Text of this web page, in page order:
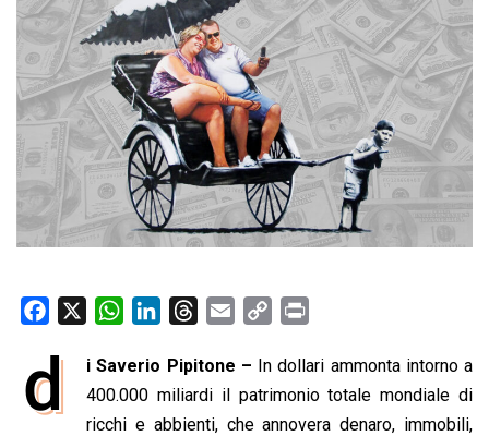
e
W
a
t
s
n
k
e
r
e
a
a
l
p
y
L
i
n
t
d i Saverio Pipitone – In dollari ammonta intorno a
400.000 miliardi il patrimonio totale mondiale di
ricchi e abbienti, che annovera denaro, immobili,